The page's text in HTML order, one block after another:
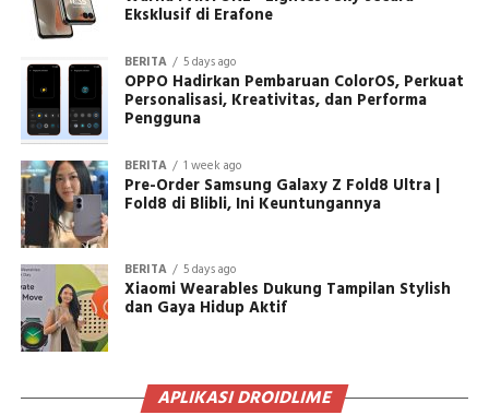
Eksklusif di Erafone
BERITA 5 days ago
OPPO Hadirkan Pembaruan ColorOS, Perkuat
Personalisasi, Kreativitas, dan Performa
Pengguna
BERITA 1 week ago
Pre-Order Samsung Galaxy Z Fold8 Ultra |
Fold8 di Blibli, Ini Keuntungannya
BERITA 5 days ago
Xiaomi Wearables Dukung Tampilan Stylish
dan Gaya Hidup Aktif
APLIKASI DROIDLIME